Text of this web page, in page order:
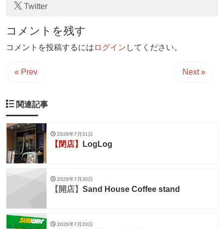
Twitter
コメントを残す
コメントを投稿するには ログイン してください。
« Prev Next »
関連記事
2026年7月31日
【閉店】 LogLog
2026年7月30日
【開店】 Sand House Coffee stand
2026年7月20日